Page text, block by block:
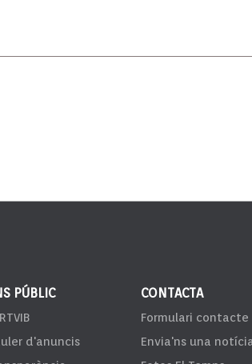
PÚBLIC
d'anuncis
CONTACTA
Formulari contacte
Envia'ns una